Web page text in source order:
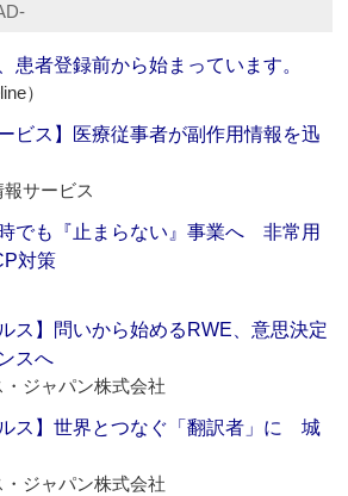
患者登録前から始まっています。
）
ビス】医療従事者が副作用情報を迅
サービス
時でも『止まらない』事業へ 非常用
対策
ス】問いから始めるRWE、意思決定
スへ
ジャパン株式会社
ルス】世界とつなぐ「翻訳者」に 城
ジャパン株式会社